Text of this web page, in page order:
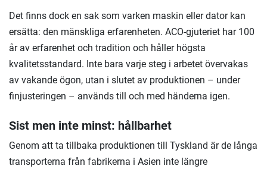
Det finns dock en sak som varken maskin eller dator kan
ersätta: den mänskliga erfarenheten. ACO-gjuteriet har 100
år av erfarenhet och tradition och håller högsta
kvalitetsstandard. Inte bara varje steg i arbetet övervakas
av vakande ögon, utan i slutet av produktionen – under
finjusteringen – används till och med händerna igen.
Sist men inte minst: hållbarhet
Genom att ta tillbaka produktionen till Tyskland är de långa
transporterna från fabrikerna i Asien inte längre